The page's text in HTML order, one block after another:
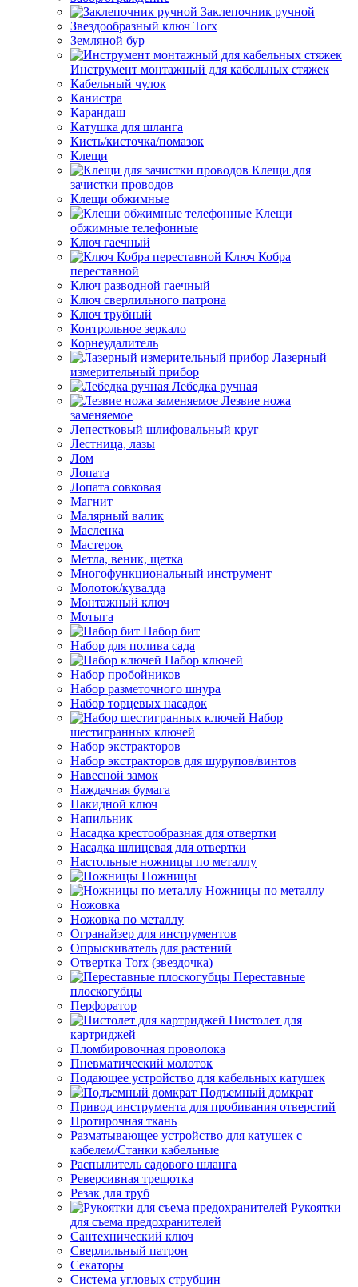
Заклепочник ручной
Звездообразный ключ Torx
Земляной бур
Инструмент монтажный для кабельных стяжек
Кабельный чулок
Канистра
Карандаш
Катушка для шланга
Кисть/кисточка/помазок
Клещи
Клещи для
зачистки проводов
Клещи обжимные
Клещи
обжимные телефонные
Ключ гаечный
Ключ Кобра
переставной
Ключ разводной гаечный
Ключ сверлильного патрона
Ключ трубный
Контрольное зеркало
Корнеудалитель
Лазерный
измерительный прибор
Лебедка ручная
Лезвие ножа
заменяемое
Лепестковый шлифовальный круг
Лестница, лазы
Лом
Лопата
Лопата совковая
Магнит
Малярный валик
Масленка
Мастерок
Метла, веник, щетка
Многофункциональный инструмент
Молоток/кувалда
Монтажный ключ
Мотыга
Набор бит
Набор для полива сада
Набор ключей
Набор пробойников
Набор разметочного шнура
Набор торцевых насадок
Набор
шестигранных ключей
Набор экстракторов
Набор экстракторов для шурупов/винтов
Навесной замок
Наждачная бумага
Накидной ключ
Напильник
Насадка крестообразная для отвертки
Насадка шлицевая для отвертки
Настольные ножницы по металлу
Ножницы
Ножницы по металлу
Ножовка
Ножовка по металлу
Огранайзер для инструментов
Опрыскиватель для растений
Отвертка Torx (звездочка)
Переставные
плоскогубцы
Перфоратор
Пистолет для
картриджей
Пломбировочная проволока
Пневматический молоток
Подающее устройство для кабельных катушек
Подъемный домкрат
Привод инструмента для пробивания отверстий
Протирочная ткань
Разматывающее устройство для катушек с
кабелем/Станки кабельные
Распылитель садового шланга
Реверсивная трещотка
Резак для труб
Рукоятки
для съема предохранителей
Сантехнический ключ
Сверлильный патрон
Секаторы
Система угловых струбцин